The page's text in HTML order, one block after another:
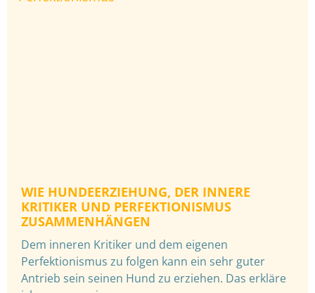
WIE HUNDEERZIEHUNG, DER INNERE
KRITIKER UND PERFEKTIONISMUS
ZUSAMMENHÄNGEN
Dem inneren Kritiker und dem eigenen
Perfektionismus zu folgen kann ein sehr guter
Antrieb sein seinen Hund zu erziehen. Das erkläre